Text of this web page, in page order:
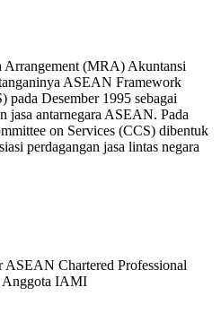
Arrangement (MRA) Akuntansi
ASEAN Framework
pada Desember 1995 sebagai
jasa antarnegara ASEAN. Pada
on Services (CCS) dibentuk
perdagangan jasa lintas negara
ASEAN Chartered Professional
Anggota IAMI